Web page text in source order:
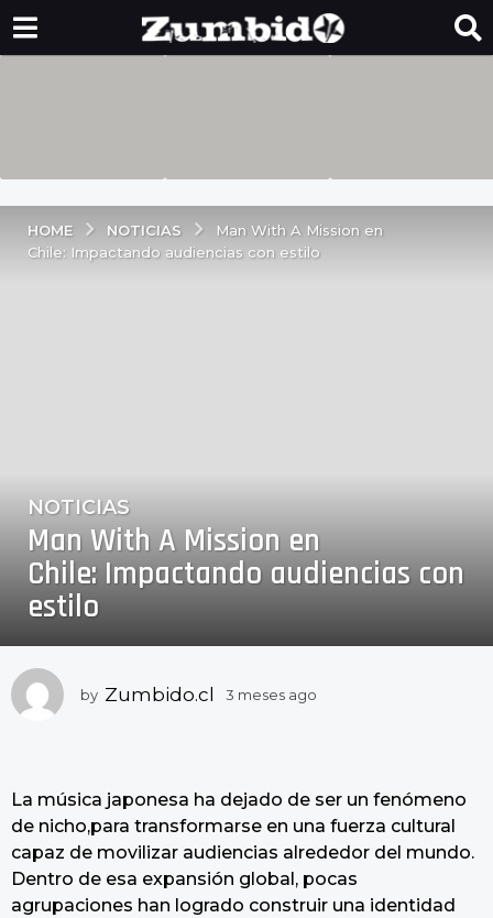
HOME NOTICIAS
Man With A Mission en
Chile: Impactando audiencias con estilo
3
m
e
s
e
a
g
e
s
e
s
a
NOTICIAS
Man With A Mission en
Chile: Impactando audiencias con
estilo
by Zumbido.cl 3 meses ago
s
a
o
La música japonesa ha dejado de ser un fenómeno
de nicho,para transformarse en una fuerza cultural
capaz de movilizar audiencias alrededor del mundo.
Dentro de esa expansión global, pocas
agrupaciones han logrado construir una identidad